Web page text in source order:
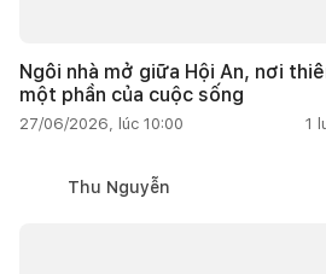
Ngôi nhà mở giữa Hội An, nơi
một phần của cuộc sống
27/06/2026, lúc 10:00 1
Thu Nguyễn